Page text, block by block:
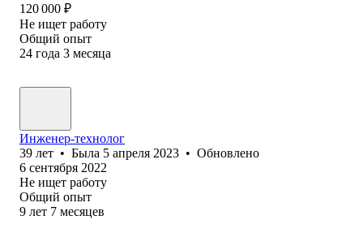
120 000 ₽
Не ищет работу
Общий опыт
24 года 3 месяца
Инженер-технолог
39 лет • Была 5 апреля 2023 • Обновлено
6 сентября 2022
Не ищет работу
Общий опыт
9 лет 7 месяцев